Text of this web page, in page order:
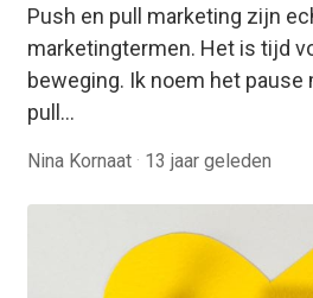
Push en pull marketing zijn
marketingtermen. Het is tijd
beweging. Ik noem het pause
pull…
Nina Kornaat · 13 jaar geleden